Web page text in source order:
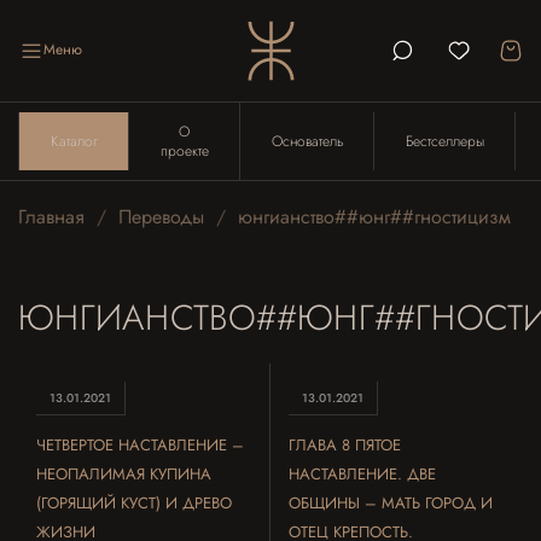
Меню
Каталог
О
проекте
Основатель Бестселлеры
Главная Переводы юнгианство##юнг##гностицизм
13.01.2021
ЧЕТВЕРТОЕ НАСТАВЛЕНИЕ –
НЕОПАЛИМАЯ КУПИНА
(ГОРЯЩИЙ КУСТ) И ДРЕВО
ЖИЗНИ
13.01.2021
ГЛАВА 8 ПЯТОЕ
НАСТАВЛЕНИЕ. ДВЕ
ОБЩИНЫ – МАТЬ ГОРОД И
ОТЕЦ КРЕПОСТЬ.